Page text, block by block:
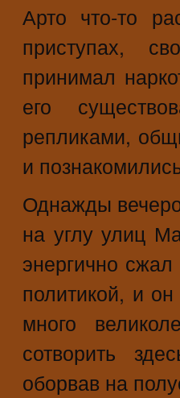
Арто что-то
приступах,
принимал
его
репликами,
и
Однажды
на углу улиц
энергично
политикой, и
много
сотворить
оборвав на